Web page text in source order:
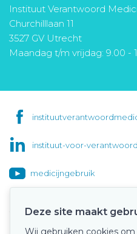
Instituut Verantwoord
Churchilllaan 11
3527 GV Utrecht
Maandag t/m vrijdag: 9.00 -
instituut-voor-
medicijngebruik
Deze site maakt
Wij gebruiken cookies